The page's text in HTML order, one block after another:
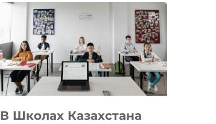
DEAL
VELOCITY
MOST
—
МЕЖДУНАРОДНУЮ
ДЛЯ
В Школах Казахстана